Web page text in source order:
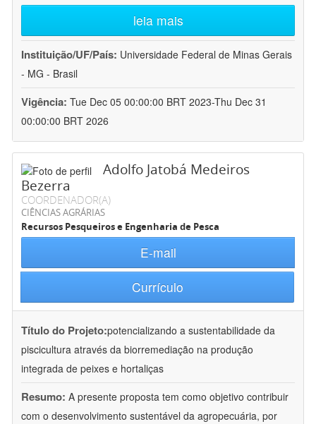
leia mais
Instituição/UF/País: Universidade Federal de Minas Gerais
- MG - Brasil
Vigência: Tue Dec 05 00:00:00 BRT 2023-Thu Dec 31
00:00:00 BRT 2026
Adolfo Jatobá Medeiros
Bezerra
COORDENADOR(A)
CIÊNCIAS AGRÁRIAS
Recursos Pesqueiros e Engenharia de Pesca
E-mail
Currículo
Título do Projeto:potencializando a sustentabilidade da
piscicultura através da biorremediação na produção
integrada de peixes e hortaliças
Resumo: A presente proposta tem como objetivo contribuir
com o desenvolvimento sustentável da agropecuária, por